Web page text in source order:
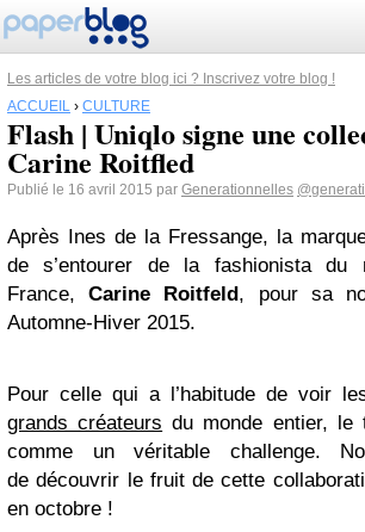
Les articles de votre blog ici ? Inscrivez votre blog !
ACCUEIL › CULTURE
Flash | Uniqlo signe une
Carine Roitfled
Publié le 16 avril 2015 par Generationnelles
Après Ines de la Fressange, la
de s’entourer de la fashionista du
France,Carine Roitfeld, pour sa
Automne-Hiver 2015.
Pour celle qui a l’habitude de voir
grands créateurs du monde entier, le
comme un véritable challenge.
de découvrir le fruit de cette
en octobre !